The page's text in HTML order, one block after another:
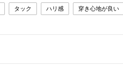
タック ハリ感 穿き心地が良い